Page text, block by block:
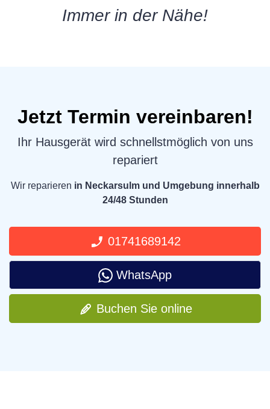
Immer in der Nähe!
Jetzt Termin vereinbaren!
Ihr Hausgerät wird schnellstmöglich von uns
repariert
Wir reparieren in Neckarsulm und Umgebung innerhalb
24/48 Stunden
01741689142
WhatsApp
Buchen Sie online